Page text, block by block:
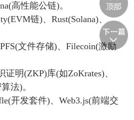
高性能公链)。
链)、Rust(Solana)、
文件存储)、Filecoin(激励
证明(ZKP)库(如ZoKrates)、
法)。
开发套件)、Web3.js(前端交